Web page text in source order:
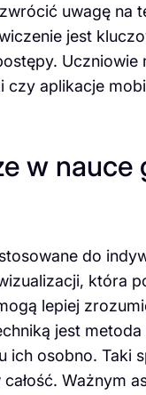
uwagę na
jest
czy aplikacje
w nauce
do
która
lepiej
jest
ich osobno. Taki
Ważnym